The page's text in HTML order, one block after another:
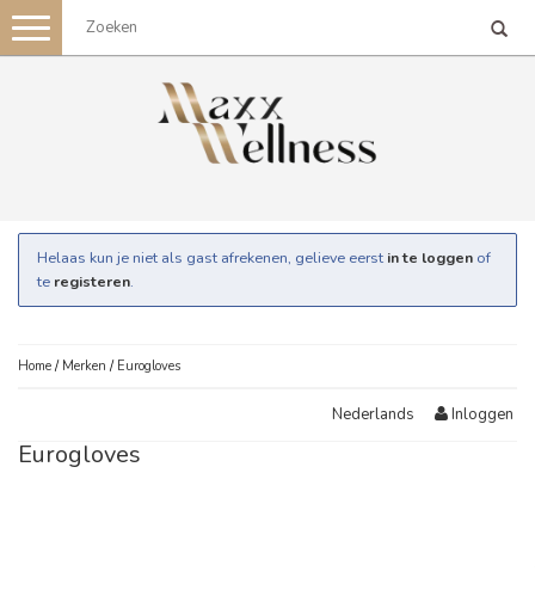
Toggle
navigation
Helaas kun je niet als gast afrekenen, gelieve eerst in te loggen of
te registeren.
Home / Merken / Eurogloves
Nederlands Inloggen
Eurogloves